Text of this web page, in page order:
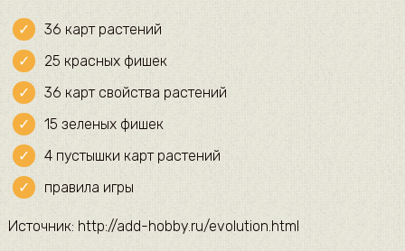
36 карт растений
25 красных фишек
36 карт свойства растений
15 зеленых фишек
4 пустышки карт растений
правила игры
Источник: http://add-hobby.ru/evolution.html